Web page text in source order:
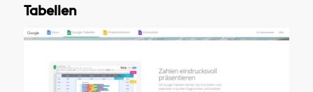
Tabellen